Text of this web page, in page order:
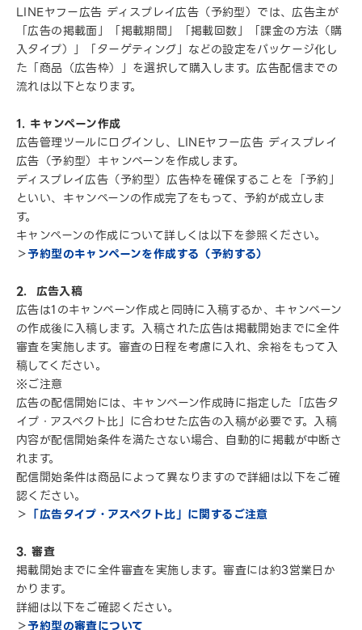
LINEヤフー広告 ディスプレイ広告（予約型）では、広告主が
「広告の掲載面」「掲載期間」「掲載回数」「課金の方法（購
入タイプ）」「ターゲティング」などの設定をパッケージ化し
た「商品（広告枠）」を選択して購入します。広告配信までの
流れは以下となります。
1. キャンペーン作成
広告管理ツールにログインし、LINEヤフー広告 ディスプレイ
広告（予約型）キャンペーンを作成します。
ディスプレイ広告（予約型）広告枠を確保することを「予約」
といい、キャンペーンの作成完了をもって、予約が成立しま
す。
キャンペーンの作成について詳しくは以下を参照ください。
＞予約型のキャンペーンを作成する（予約する）
2. 広告入稿
広告は1のキャンペーン作成と同時に入稿するか、キャンペーン
の作成後に入稿します。入稿された広告は掲載開始までに全件
審査を実施します。審査の日程を考慮に入れ、余裕をもって入
稿してください。
※ご注意
広告の配信開始には、キャンペーン作成時に指定した「広告タ
イプ・アスペクト比」に合わせた広告の入稿が必要です。入稿
内容が配信開始条件を満たさない場合、自動的に掲載が中断さ
れます。
配信開始条件は商品によって異なりますので詳細は以下をご確
認ください。
＞ 「広告タイプ・アスペクト比」に関するご注意
3. 審査
掲載開始までに全件審査を実施します。審査には約3営業日か
かります。
詳細は以下をご確認ください。
＞予約型の審査について